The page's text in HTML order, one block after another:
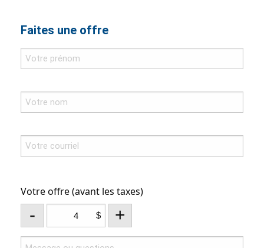
Faites une offre
Votre offre (avant les taxes)
- $ +